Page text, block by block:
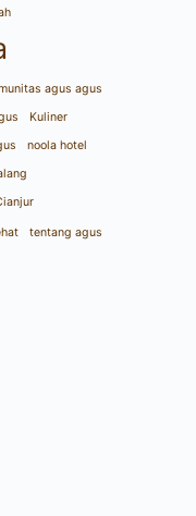
agus agus
Kuliner
noola hotel
tentang agus